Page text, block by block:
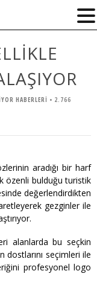
HABERLERI • 2.766
aradığı bir harf
özenli bulduğu turistik
değerlendirdikten
gezginler ile
alanlarda bu seçkin
seçimleri ile
profesyonel logo